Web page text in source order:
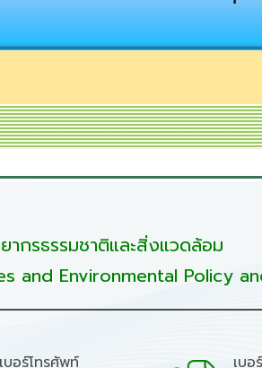
ากรธรรมชาติและสิ่งแวดล้อม
and Environmental Policy
เบอร์โทรศัพท์ เบอ